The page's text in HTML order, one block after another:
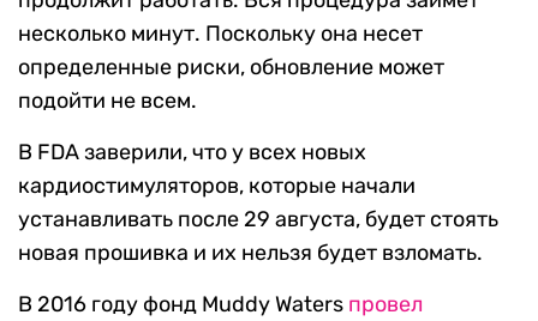
несколько минут. Поскольку она несет
определенные риски, обновление может
подойти не всем.
В FDA заверили, что у всех новых
кардиостимуляторов, которые начали
устанавливать после 29 августа, будет стоять
новая прошивка и их нельзя будет взломать.
В 2016 году фонд Muddy Waters провел